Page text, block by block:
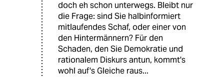
doch eh schon unterwegs. Bleibt nur
die Frage: sind Sie halbinformiert
mitlaufendes Schaf, oder einer von
den Hintermännern? Für den
Schaden, den Sie Demokratie und
rationalem Diskurs antun, kommt's
wohl auf's Gleiche raus...